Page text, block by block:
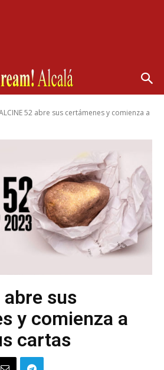
52 abre sus certámenes y comienza a
abre sus
y comienza a
cartas